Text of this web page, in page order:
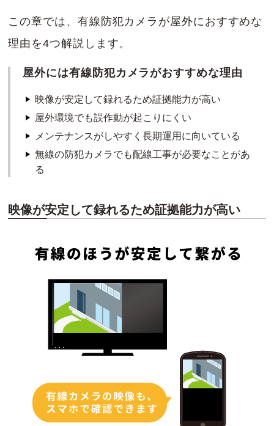
この章では、有線防犯カメラが屋外におすすめな
理由を4つ解説します。
屋外には有線防犯カメラがおすすめな理由
映像が安定して録れるため証拠能力が高い
屋外環境でも誤作動が起こりにくい
メンテナンスがしやすく長期運用に向いている
無線の防犯カメラでも配線工事が必要なことがあ
る
映像が安定して録れるため証拠能力が高い